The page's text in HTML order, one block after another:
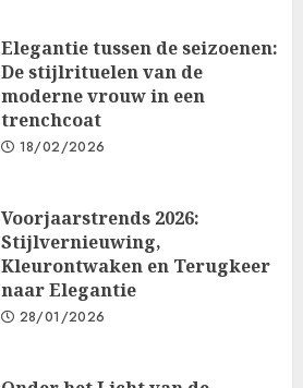
Elegantie tussen de seizoenen:
De stijlrituelen van de
moderne vrouw in een
trenchcoat
18/02/2026
Voorjaarstrends 2026:
Stijlvernieuwing,
Kleurontwaken en Terugkeer
naar Elegantie
28/01/2026